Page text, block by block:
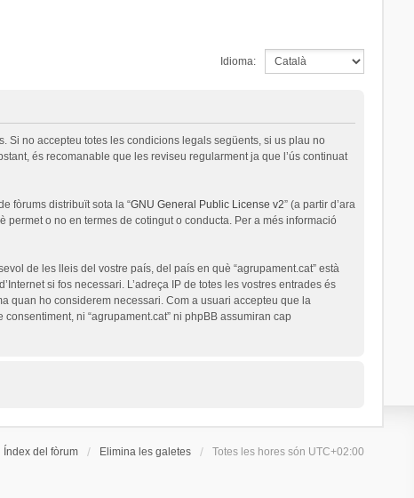
Idioma:
Si no accepteu totes les condicions legals següents, si us plau no
és recomanable que les reviseu regularment ja que l’ús continuat
fòrums distribuït sota la “GNU General Public License v2” (a partir d’ara
o no en termes de cotingut o conducta. Per a més informació
de les lleis del vostre país, del país en què “agrupament.cat” està
si fos necessari. L’adreça IP de totes les vostres entrades és
quan ho considerem necessari. Com a usuari accepteu que la
ni “agrupament.cat” ni phpBB assumiran cap
Índex del fòrum Elimina les galetes Totes les hores són UTC+02:00